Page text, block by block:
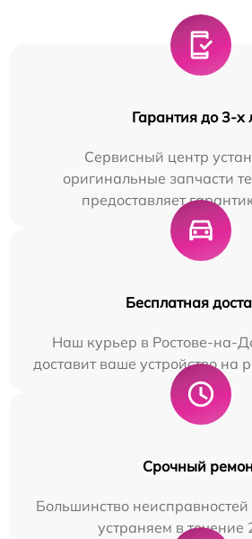
Гарантия до 3-х
Сервисный центр
оригинальные запчасти
предоставляет
Бесплатная
Наш курьер в Ростове-на-
доставит ваше устройство на
Срочный
Большинство
устраняем в течение